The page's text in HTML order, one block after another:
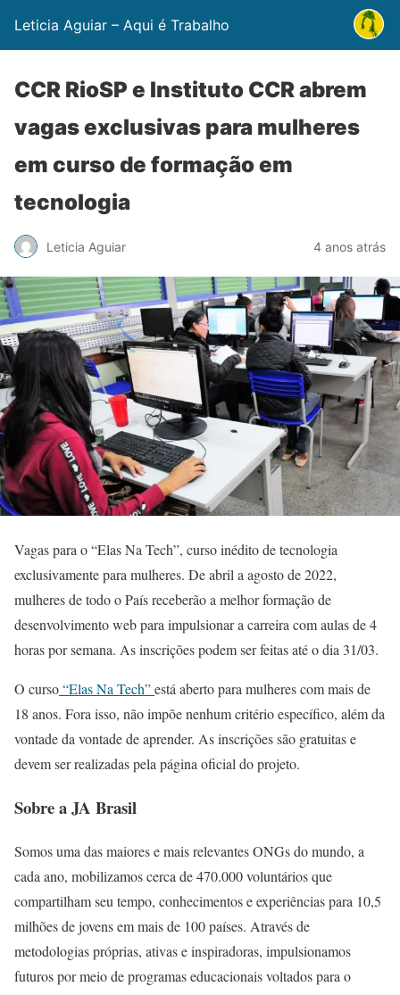
Leticia Aguiar – Aqui é Trabalho
CCR RioSP e Instituto CCR abrem
vagas exclusivas para mulheres
em curso de formação em
tecnologia
Leticia Aguiar 4 anos atrás
Vagas para o “Elas Na Tech”, curso inédito de tecnologia
exclusivamente para mulheres. De abril a agosto de 2022,
mulheres de todo o País receberão a melhor formação de
desenvolvimento web para impulsionar a carreira com aulas de 4
horas por semana. As inscrições podem ser feitas até o dia 31/03.
O curso“Elas Na Tech”está aberto para mulheres com mais de
18 anos. Fora isso, não impõe nenhum critério específico, além da
vontade da vontade de aprender. As inscrições são gratuitas e
devem ser realizadas pela página oficial do projeto.
Sobre a JA Brasil
Somos uma das maiores e mais relevantes ONGs do mundo, a
cada ano, mobilizamos cerca de 470.000 voluntários que
compartilham seu tempo, conhecimentos e experiências para 10,5
milhões de jovens em mais de 100 países. Através de
metodologias próprias, ativas e inspiradoras, impulsionamos
futuros por meio de programas educacionais voltados para o